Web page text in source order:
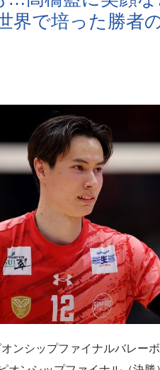
界で培った勝者
ンシップファイナルバレー